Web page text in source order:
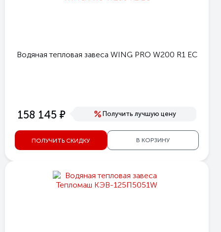
Водяная тепловая завеса WING PRO W200 R1 EC
158 145 е Получить лучшую цену
ПОЛУЧИТЬ СКИДКУ В КОРЗИНУ